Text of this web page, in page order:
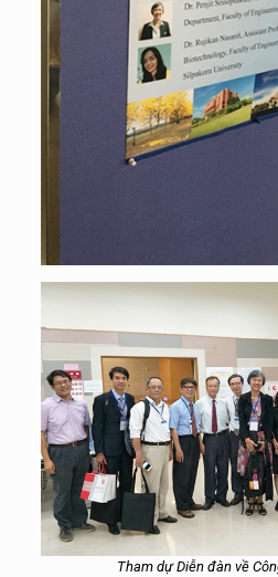
Tham dự Diễn đàn về